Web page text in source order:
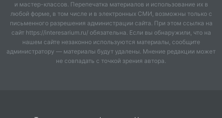
увеличения, но одно доказательство исключило
реальность этих предположений. Современники
Нерона, и даже после его эпохи линзы не
использовались для увеличения. Вдобавок, Плиний
не указывает, что прозрачный изумруд
использовался для увеличения, скорее всего, он
и мастер-классов. Перепечатка материалов и использование их в
любой форме, в том числе и в электронных СМИ, возможны только с
письменного разрешения администрации сайта. При этом ссылка на
сайт https://interesarium.ru/ обязательна. Если вы обнаружили, что на
нашем сайте незаконно используются материалы, сообщите
администратору — материалы будут удалены. Мнение редакции может
не совпадать с точкой зрения автора.